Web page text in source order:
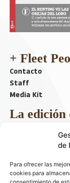
de
Para ofrecer las
cookies para
+ Fleet
Contacto
Staff
Media Kit
La edición
Descargar
ir a hemeroteca
+